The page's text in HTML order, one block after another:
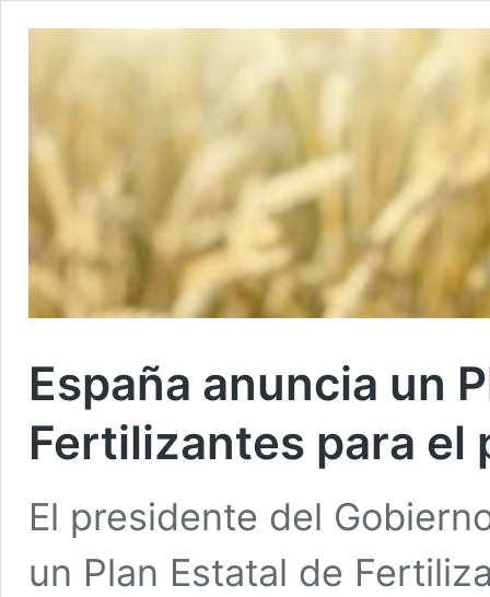
España anuncia un
Fertilizantes para
El presidente del
un Plan Estatal de